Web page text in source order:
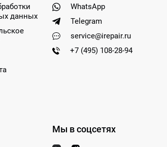
данных
WhatsApp
Telegram
service@irepair.ru
+7 (495) 108-28-94
Мы в соцсетях